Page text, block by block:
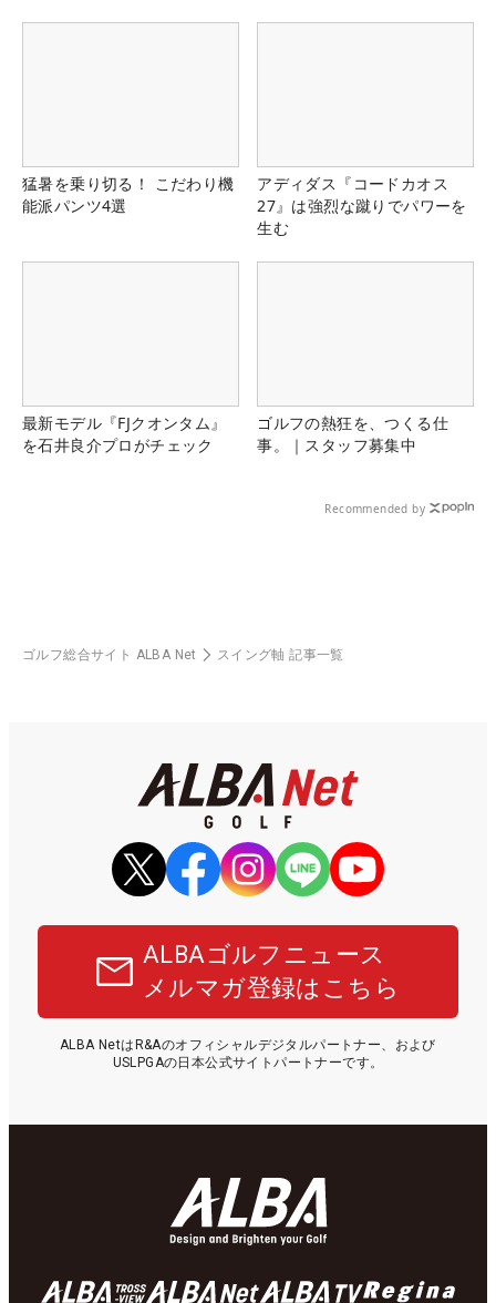
猛暑を乗り切る！ こだわり機
能派パンツ4選
アディダス『コードカオス
27』は強烈な蹴りでパワーを
生む
最新モデル『FJクオンタム』
を石井良介プロがチェック
ゴルフの熱狂を、つくる仕
事。｜スタッフ募集中
Recommended by
ゴルフ総合サイト ALBA Net スイング軸 記事一覧
ALBAゴルフニュース
メルマガ登録はこちら
ALBA NetはR&Aのオフィシャルデジタルパートナー、および
USLPGAの日本公式サイトパートナーです。